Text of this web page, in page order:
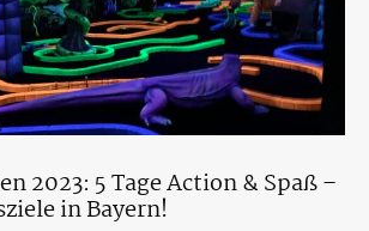
2023: 5 Tage Action & Spaß –
in Bayern!